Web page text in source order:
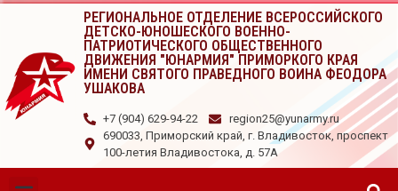
РЕГИОНАЛЬНОЕ ОТДЕЛЕНИЕ ВСЕРОССИЙСКОГО
ДЕТСКО-ЮНОШЕСКОГО ВОЕННО-
ПАТРИОТИЧЕСКОГО ОБЩЕСТВЕННОГО
ДВИЖЕНИЯ "ЮНАРМИЯ" ПРИМОРКОГО КРАЯ
ИМЕНИ СВЯТОГО ПРАВЕДНОГО ВОИНА ФЕОДОРА
УШАКОВА
+7 (904) 629-94-22
region25@yunarmy.ru
690033, Приморский край, г. Владивосток, проспект
100-летия Владивостока, д. 57А